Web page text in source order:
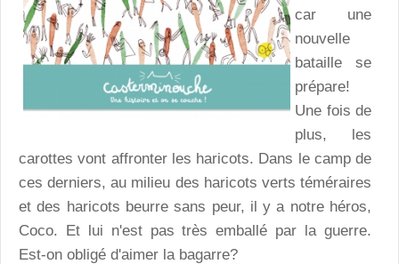
car une
nouvelle
bataille se
prépare!
Une fois de
plus, les
carottes vont affronter les haricots. Dans le camp de
ces derniers, au milieu des haricots verts téméraires
et des haricots beurre sans peur, il y a notre héros,
Coco. Et lui n'est pas très emballé par la guerre.
Est-on obligé d'aimer la bagarre?